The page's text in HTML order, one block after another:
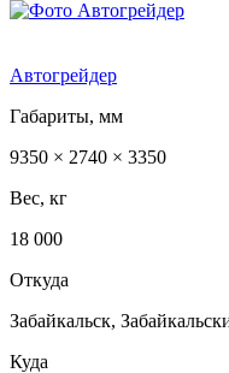
Автогрейдер
Габариты, мм
9350 × 2740 × 3350
Вес, кг
18 000
Откуда
Забайкальск,
Куда